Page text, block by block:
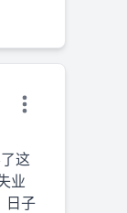
这
业
日子